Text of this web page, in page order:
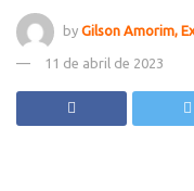
by Gilson Amorim,
11 de abril de 2023